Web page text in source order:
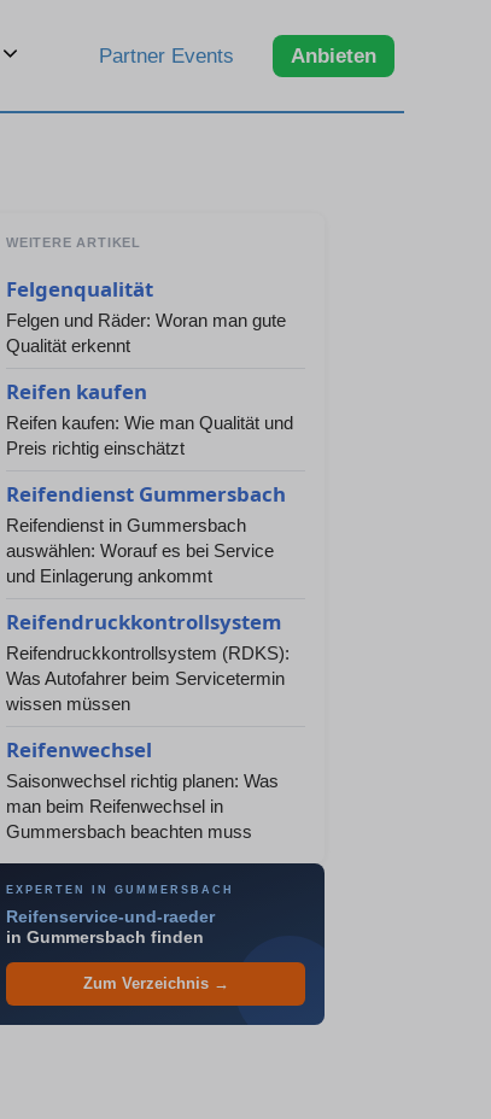
Partner Events Anbieten
WEITERE ARTIKEL
Felgenqualität
Felgen und Räder: Woran man gute
Qualität erkennt
Reifen kaufen
Reifen kaufen: Wie man Qualität und
Preis richtig einschätzt
Reifendienst Gummersbach
Reifendienst in Gummersbach
auswählen: Worauf es bei Service
und Einlagerung ankommt
Reifendruckkontrollsystem
Reifendruckkontrollsystem (RDKS):
Was Autofahrer beim Servicetermin
wissen müssen
Reifenwechsel
Saisonwechsel richtig planen: Was
man beim Reifenwechsel in
Gummersbach beachten muss
EXPERTEN IN GUMMERSBACH
Reifenservice-und-raeder
in Gummersbach finden
Zum Verzeichnis →